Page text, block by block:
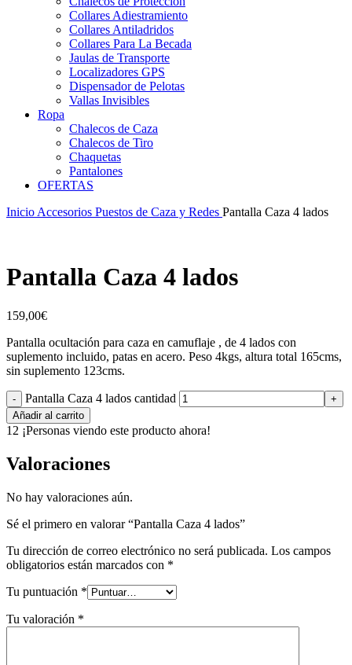
Collares Adiestramiento
Collares Antiladridos
Collares Para La Becada
Jaulas de Transporte
Localizadores GPS
Dispensador de Pelotas
Vallas Invisibles
Ropa
Chalecos de Caza
Chalecos de Tiro
Chaquetas
Pantalones
OFERTAS
Inicio Accesorios Puestos de Caza y Redes Pantalla Caza 4 lados
Pantalla Caza 4 lados
159,00€
Pantalla ocultación para caza en camuflaje , de 4 lados con
suplemento incluido, patas en acero. Peso 4kgs, altura total 165cms,
sin suplemento 123cms.
Pantalla Caza 4 lados cantidad
Añadir al carrito
12 ¡Personas viendo este producto ahora!
Valoraciones
No hay valoraciones aún.
Sé el primero en valorar “Pantalla Caza 4 lados”
Tu dirección de correo electrónico no será publicada. Los campos
obligatorios están marcados con *
Tu puntuación *
Tu valoración *